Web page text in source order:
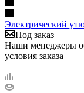
Электрический
Под заказ
Наши менеджеры
условия заказа